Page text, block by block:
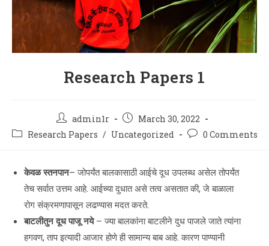
Research Papers 1
Post
author:
admin1r
Post
published:
March 30, 2022
PostResearch Papers / Uncategorized
Post0 Comments
केवळ स्तनपान– जोपर्यंत बालकासाठी आईचे दूध उपलब्ध असेल तोपर्यंत
तेच सर्वात उत्तम आहे. आईच्या दुधात असे तत्व असतात की, जे बाळाला
रोग संक्रमणापासून लढण्यास मदत करते.
बाटलीतुन दूध पाजू नये – ज्या बालकांना बाटलीने दुध पाजले जाते त्यांना
हगवण, ताप इत्यादी आजार होणे ही सामान्य बाब आहे. कारण पाण्यानी